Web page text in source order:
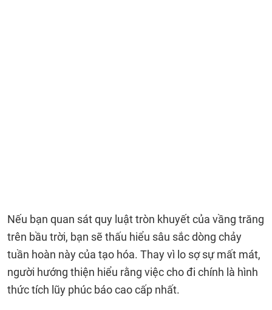
Nếu bạn quan sát quy luật tròn khuyết của vầng trăng
trên bầu trời, bạn sẽ thấu hiểu sâu sắc dòng chảy
tuần hoàn này của tạo hóa. Thay vì lo sợ sự mất mát,
người hướng thiện hiểu rằng việc cho đi chính là hình
thức tích lũy phúc báo cao cấp nhất.